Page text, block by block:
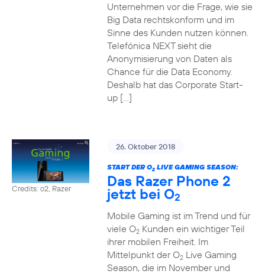
Unternehmen vor die Frage, wie sie
Big Data rechtskonform und im
Sinne des Kunden nutzen können.
Telefónica NEXT sieht die
Anonymisierung von Daten als
Chance für die Data Economy.
Deshalb hat das Corporate Start-
up […]
Credits: o2, Razer
26. Oktober 2018
START DER O2LIVE GAMING SEASON:
Das Razer Phone 2
jetzt bei O2
Mobile Gaming ist im Trend und für
viele O2Kunden ein wichtiger Teil
ihrer mobilen Freiheit. Im
Mittelpunkt der O2Live Gaming
Season, die im November und